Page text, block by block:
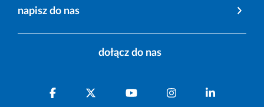
napisz do nas
dołącz do nas